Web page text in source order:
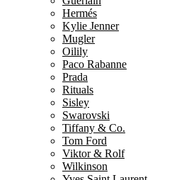
Hermés
Kylie Jenner
Mugler
Oilily
Paco Rabanne
Prada
Rituals
Sisley
Swarovski
Tiffany & Co.
Tom Ford
Viktor & Rolf
Wilkinson